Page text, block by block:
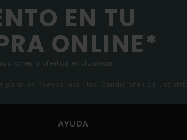
EN TU
ONLINE*
y ofertas exclusivas.
para los nuevos inscritos. Condiciones de uso
AYUDA